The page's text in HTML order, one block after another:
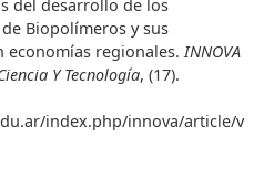
del desarrollo de los
Biopolímeros y sus
economías regionales.INNOVA
Y Tecnología, (17).
index.php/innova/article/v